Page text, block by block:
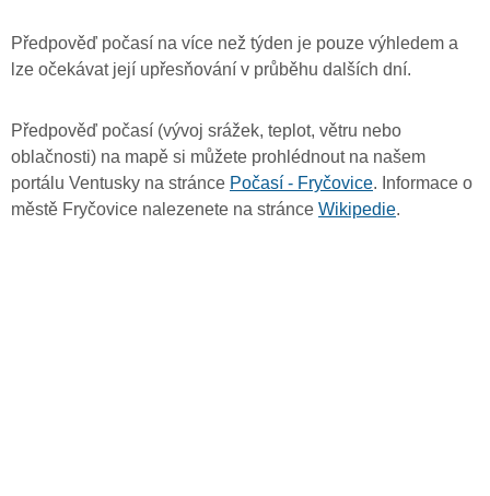
Předpověď počasí na více než týden je pouze výhledem a
lze očekávat její upřesňování v průběhu dalších dní.
Předpověď počasí (vývoj srážek, teplot, větru nebo
oblačnosti) na mapě si můžete prohlédnout na našem
portálu Ventusky na stránce Počasí - Fryčovice. Informace o
městě Fryčovice nalezenete na stránce Wikipedie.